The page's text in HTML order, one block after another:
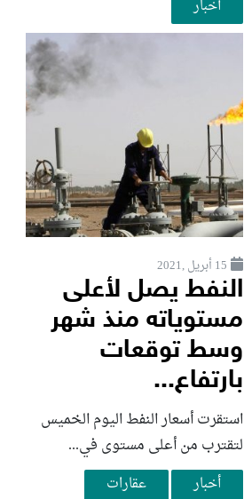
أخبار
15 أبريل ,2021
النفط يصل لأعلى
مستوياته منذ شهر
وسط توقعات
بارتفاع...
استقرت أسعار النفط اليوم الخميس
لتقترب من أعلى مستوى في...
أخبار
عقارات